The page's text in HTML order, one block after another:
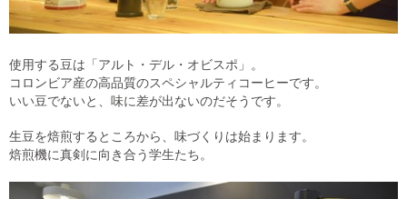
使用する豆は「アルト・デル・オビスポ」。
コロンビア産の高品質のスペシャルティコーヒーです。
いい豆でないと、味に差が出ないのだそうです。
生豆を焙煎するところから、味づくりは始まります。
焙煎機に真剣に向き合う学生たち。